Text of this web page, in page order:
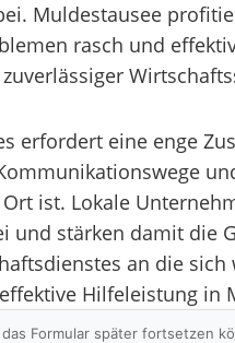
Muldestausee
rasch und
erfordert eine enge
ist. Lokale
stärken damit die
an die
Hilfeleistung in
Formular später fortsetzen